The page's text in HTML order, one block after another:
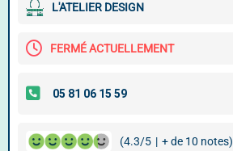
L'ATELIER DESIGN
FERMÉ ACTUELLEMENT
(4.3/5 | + de 10 notes)